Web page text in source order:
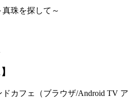
真珠を探して～
ドカフェ（ブラウザ/Android TV ア